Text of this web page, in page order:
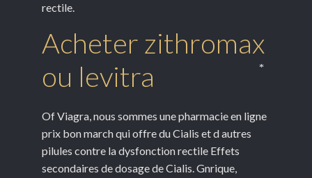
rectile.
Acheter zithromax
ou levitra
Of Viagra, nous sommes une pharmacie en ligne
prix bon march qui offre du Cialis et d autres
pilules contre la dysfonction rectile Effets
secondaires de dosage de Cialis. Gnrique,